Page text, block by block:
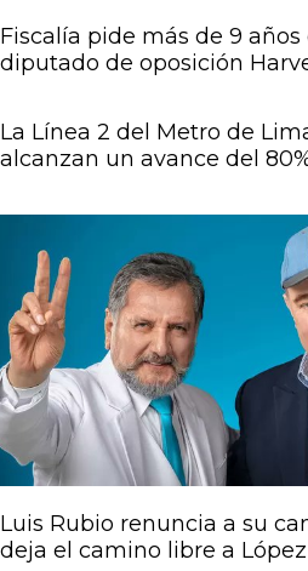
Fiscalía pide más de 9 años
diputado de oposición
La Línea 2 del Metro de
alcanzan un avance del
Luis Rubio renuncia a su
deja el camino libre a